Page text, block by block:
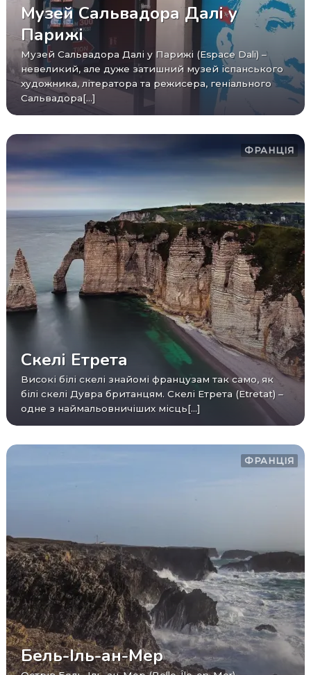
Музей Сальвадора Далі у
Парижі
Музей Сальвадора Далі у Парижі (Espace Dali) –
невеликий, але дуже затишний музей іспанського
художника, літератора та режисера, геніального
Сальвадора[...]
ФРАНЦІЯ
Скелі Етрета
Високі білі скелі знайомі французам так само, як
білі скелі Дувра британцям. Скелі Етрета (Etretat) –
одне з наймальовничіших місць[...]
ФРАНЦІЯ
Бель-Іль-ан-Мер